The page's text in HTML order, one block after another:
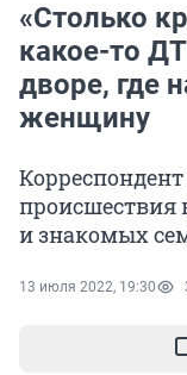
«Столько
какое-то
дворе, где
женщину
происшествия
и знакомых
13 июля 2022, 19:30